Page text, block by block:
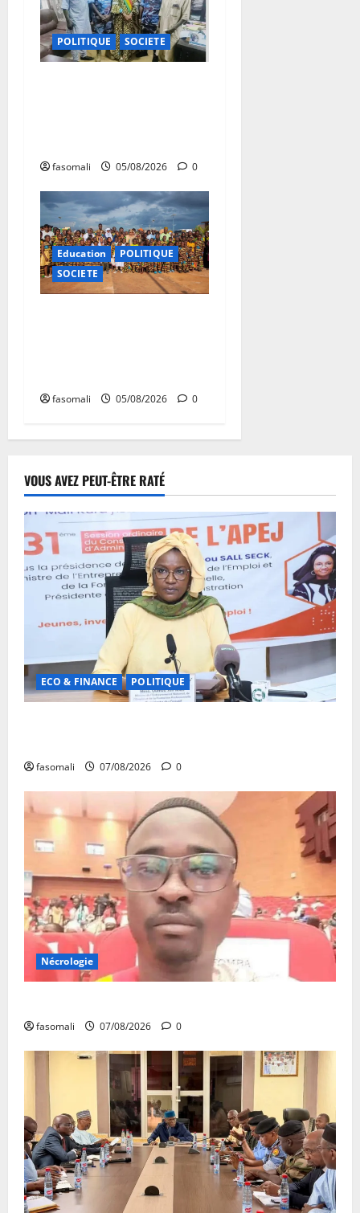
POLITIQUE SOCIETE
fasomali 05/08/2026 0
Education
POLITIQUE
SOCIETE
fasomali 05/08/2026 0
VOUS AVEZ PEUT-ÊTRE RATÉ
ECO & FINANCE POLITIQUE
fasomali 07/08/2026 0
Nécrologie
fasomali 07/08/2026 0